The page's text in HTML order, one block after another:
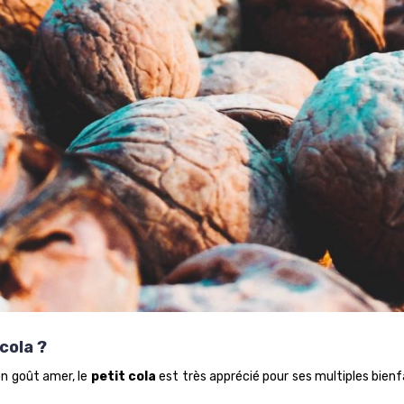
?
goût amer, le petit cola est très apprécié pour ses multiples